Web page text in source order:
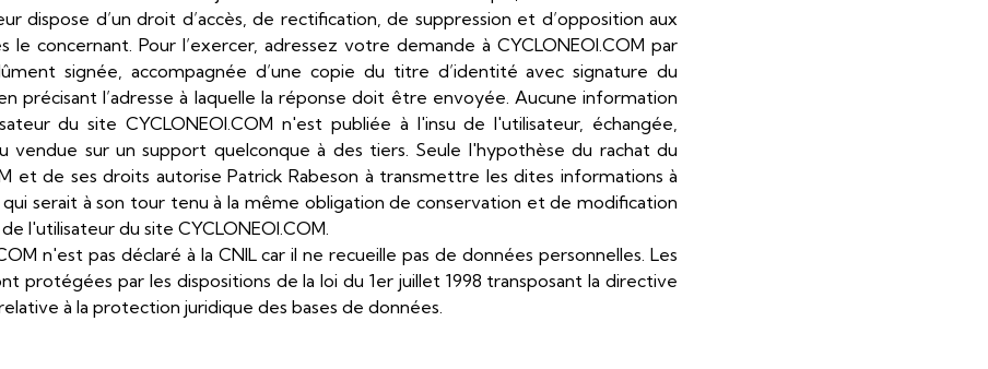
dispose d’un droit d’accès, de rectification, de suppression et d’opposition aux
le concernant. Pour l’exercer, adressez votre demande à CYCLONEOI.COM par
signée, accompagnée d’une copie du titre d’identité avec signature du
précisant l’adresse à laquelle la réponse doit être envoyée. Aucune information
du site CYCLONEOI.COM n'est publiée à l'insu de l'utilisateur, échangée,
vendue sur un support quelconque à des tiers. Seule l'hypothèse du rachat du
et de ses droits autorise Patrick Rabeson à transmettre les dites informations à
serait à son tour tenu à la même obligation de conservation et de modification
l'utilisateur du site CYCLONEOI.COM.
n'est pas déclaré à la CNIL car il ne recueille pas de données personnelles. Les
protégées par les dispositions de la loi du 1er juillet 1998 transposant la directive
à la protection juridique des bases de données.